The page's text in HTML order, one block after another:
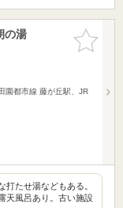
お気に入
りに追加
の湯
園都市線 藤が丘駅、JR
打たせ湯などもある。
天風呂あり。古い施設